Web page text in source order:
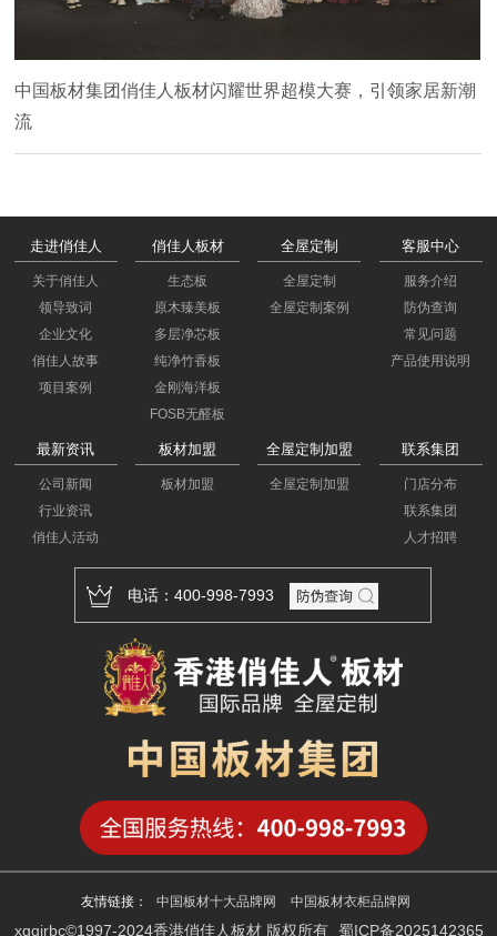
中国板材集团俏佳人板材闪耀世界超模大赛，引领家居新潮
流
走进俏佳人
关于俏佳人
领导致词
企业文化
俏佳人故事
项目案例
俏佳人板材
生态板
原木臻美板
多层净芯板
纯净竹香板
金刚海洋板
FOSB无醛板
全屋定制
全屋定制
全屋定制案例
客服中心
服务介绍
防伪查询
常见问题
产品使用说明
最新资讯
公司新闻
行业资讯
俏佳人活动
板材加盟
板材加盟
全屋定制加盟
全屋定制加盟
联系集团
门店分布
联系集团
人才招聘
电话：400-998-7993
友情链接： 中国板材十大品牌网 中国板材衣柜品牌网
xgqjrbc©1997-2024香港俏佳人板材 版权所有 蜀ICP备2025142365